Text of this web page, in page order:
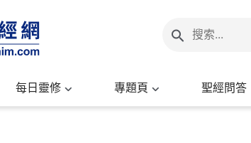
每日靈修 專題頁 聖經問答